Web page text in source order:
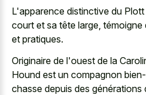
L'apparence distinctive du
court et sa tête large, témoigne
et pratiques.
Originaire de l'ouest de la
Hound est un compagnon
chasse depuis des générations